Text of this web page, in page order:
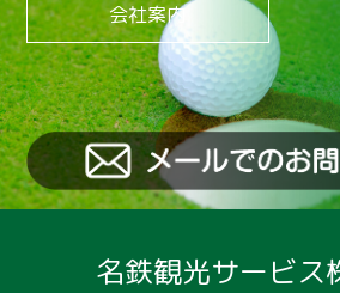
10月1日出発 FDAカップin北海道 小
になりました！（7月25日更新）
会社案内
名鉄観光サービス